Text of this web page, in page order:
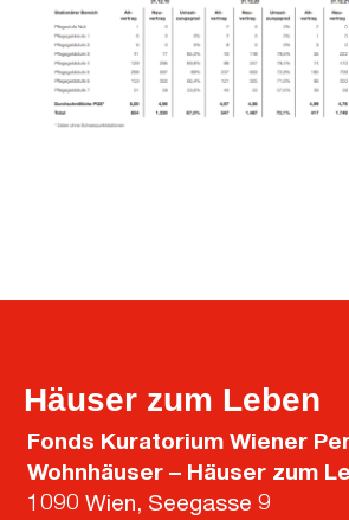
Häuser zum Leben
Fonds Kuratorium Wiener
Wohnhäuser – Häuser zum
1090 Wien, Seegasse 9